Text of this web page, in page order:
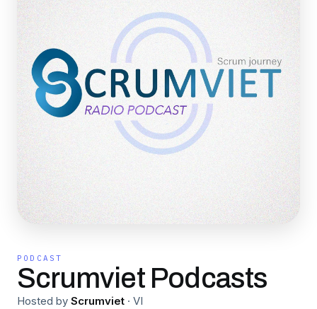
PODCAST
Scrumviet Podcasts
Hosted by Scrumviet · VI